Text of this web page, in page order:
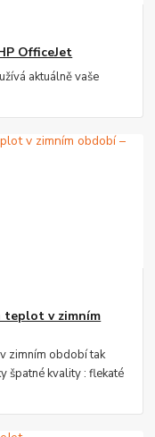
OfficeJet
aktuálně vaše
teplot v zimním
zimním období tak
špatné kvality : flekaté